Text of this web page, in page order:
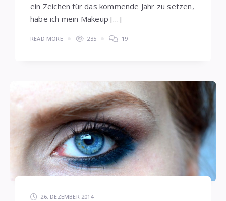
ein Zeichen für das kommende Jahr zu setzen,
habe ich mein Makeup […]
READ MORE 235 19
26. DEZEMBER 2014